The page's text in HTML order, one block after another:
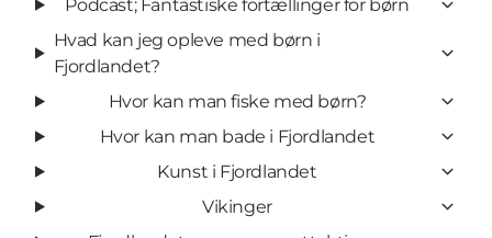
Podcast; Fantastiske fortællinger for børn
Hvad kan jeg opleve med børn i
Fjordlandet?
Hvor kan man fiske med børn?
Hvor kan man bade i Fjordlandet
Kunst i Fjordlandet
Vikinger